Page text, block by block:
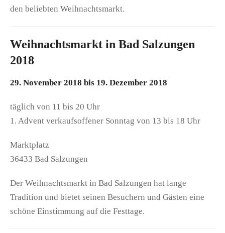
den beliebten Weihnachtsmarkt.
Weihnachtsmarkt in Bad Salzungen
2018
29. November 2018 bis 19. Dezember 2018
täglich von 11 bis 20 Uhr
1. Advent verkaufsoffener Sonntag von 13 bis 18 Uhr
Marktplatz
36433 Bad Salzungen
Der Weihnachtsmarkt in Bad Salzungen hat lange
Tradition und bietet seinen Besuchern und Gästen eine
schöne Einstimmung auf die Festtage.